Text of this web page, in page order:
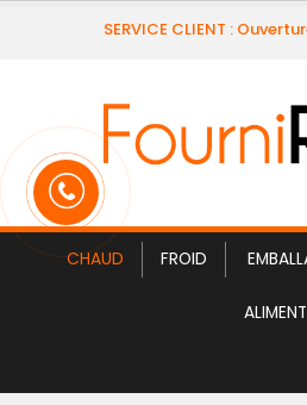
SERVICE CLIENT :
CHAUD FROID